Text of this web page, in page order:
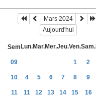
Mars 2024
Aujourd'hui
Sem Lun.Mar.Mer.Jeu.Ven.Sam.
09 1 2
10 4 5 6 7 8 9
11 11 12 13 14 15 16